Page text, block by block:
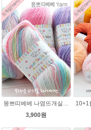
몽쁘띠베베 나염뜨개실 유아 뜨개질실 손뜨개 그라데이션 털실
3,900원